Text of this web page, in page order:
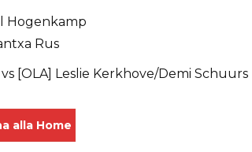
Hogenkamp
Rus
[OLA] Leslie Kerkhove/Demi Schuurs
alla Home